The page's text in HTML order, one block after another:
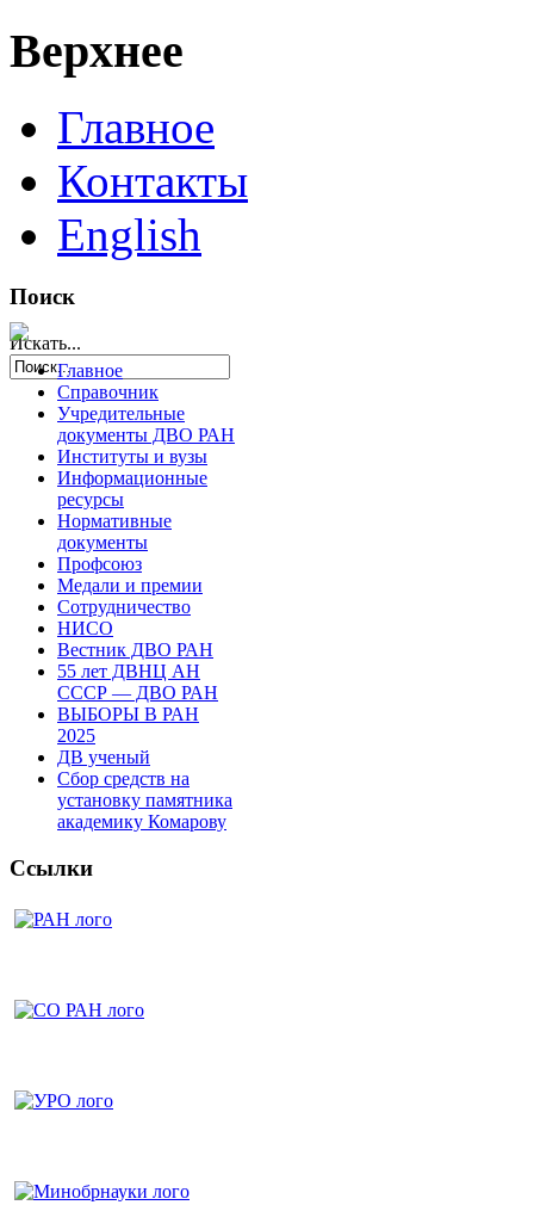
Верхнее
Главное
Контакты
English
Поиск
Искать...
Главное
Справочник
Учредительные
документы ДВО РАН
Институты и вузы
Информационные
ресурсы
Нормативные
документы
Профсоюз
Медали и премии
Сотрудничество
НИСО
Вестник ДВО РАН
55 лет ДВНЦ АН
СССР — ДВО РАН
ВЫБОРЫ В РАН
2025
ДВ ученый
Сбор средств на
установку памятника
академику Комарову
Ссылки